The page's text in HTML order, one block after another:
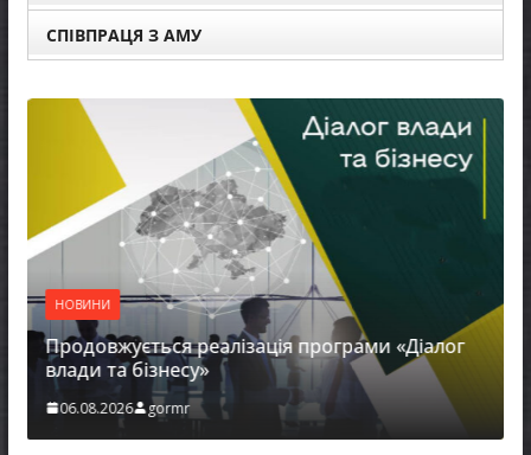
СПІВПРАЦЯ З АМУ
НОВИНИ
Продовжується реалізація програми «Діалог
влади та бізнесу»
06.08.2026 gormr